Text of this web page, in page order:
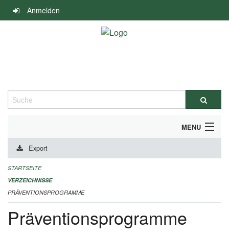
Navigation
überspringen
Anmelden
Suche
MENU
DURCHFÜHRUNG UND FINANZIERUNG
IMPRESSUM
Export
STARTSEITE
VERZEICHNISSE
PRÄVENTIONSPROGRAMME
Präventionsprogramme